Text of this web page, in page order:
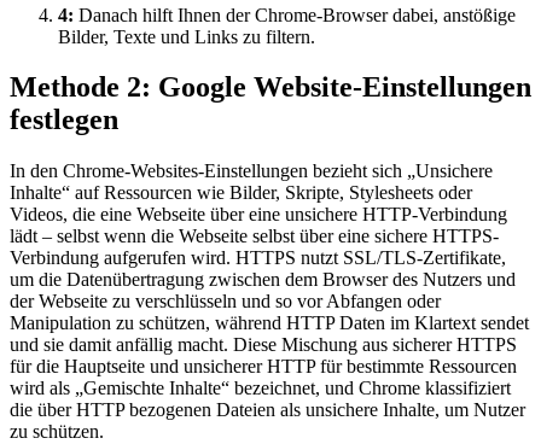
4: Danach hilft Ihnen der Chrome-Browser dabei, anstößige
Bilder, Texte und Links zu filtern.
Methode 2: Google Website-Einstellungen
festlegen
In den Chrome-Websites-Einstellungen bezieht sich „Unsichere
Inhalte“ auf Ressourcen wie Bilder, Skripte, Stylesheets oder
Videos, die eine Webseite über eine unsichere HTTP-Verbindung
lädt – selbst wenn die Webseite selbst über eine sichere HTTPS-
Verbindung aufgerufen wird. HTTPS nutzt SSL/TLS-Zertifikate,
um die Datenübertragung zwischen dem Browser des Nutzers und
der Webseite zu verschlüsseln und so vor Abfangen oder
Manipulation zu schützen, während HTTP Daten im Klartext sendet
und sie damit anfällig macht. Diese Mischung aus sicherer HTTPS
für die Hauptseite und unsicherer HTTP für bestimmte Ressourcen
wird als „Gemischte Inhalte“ bezeichnet, und Chrome klassifiziert
die über HTTP bezogenen Dateien als unsichere Inhalte, um Nutzer
zu schützen.